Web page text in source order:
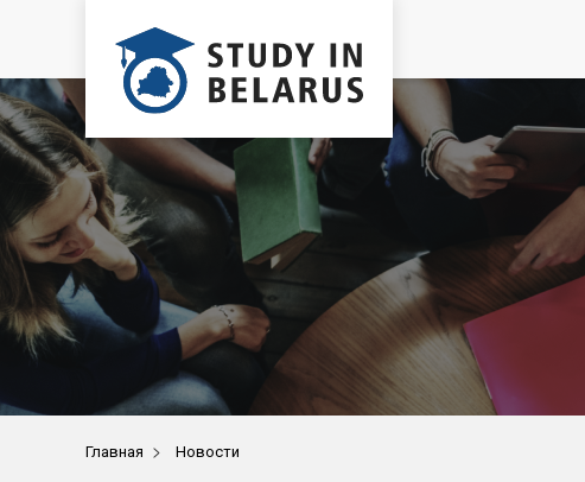
Главная > Новости